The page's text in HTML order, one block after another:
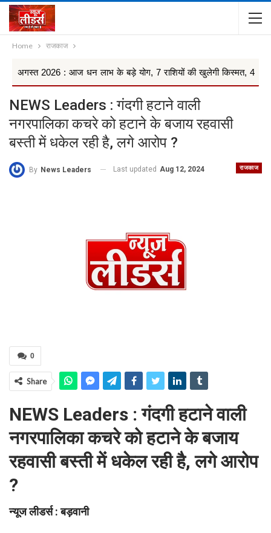
Home राजकाज
: आज धन लाभ के बड़े योग, 7 राशियों की खुलेगी किस्मत, 4 राशियों को
NEWS Leaders : गंदगी हटाने वाली
नगरपालिका कचरे को हटाने के बजाय रहवासी
बस्ती में धकेल रही है, लगे आरोप ?
राजकाज
By News Leaders Last updated Aug 12, 2024
0
Share
NEWS Leaders : गंदगी हटाने वाली
नगरपालिका कचरे को हटाने के बजाय
रहवासी बस्ती में धकेल रही है, लगे आरोप
?
न्यूज लीडर्स : बड़वानी